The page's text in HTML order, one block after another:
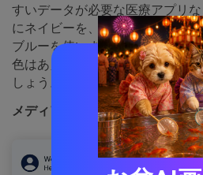
すいデータが必要な医療アプリ
にネイビーを、リンクやトグル
ブルーを使いましょう。コツ：
色はあえてこのセットから外し
しょう。
メディア.ioで生成したポーセリ